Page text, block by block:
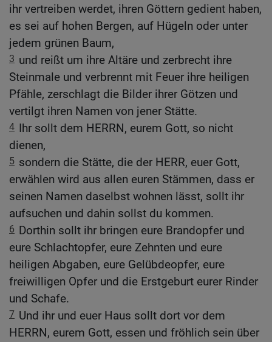
ihr vertreiben werdet, ihren Göttern gedient haben,
es sei auf hohen Bergen, auf Hügeln oder unter
jedem grünen Baum,
3 und reißt um ihre Altäre und zerbrecht ihre
Steinmale und verbrennt mit Feuer ihre heiligen
Pfähle, zerschlagt die Bilder ihrer Götzen und
vertilgt ihren Namen von jener Stätte.
4 Ihr sollt dem HERRN, eurem Gott, so nicht
dienen,
5 sondern die Stätte, die der HERR, euer Gott,
erwählen wird aus allen euren Stämmen, dass er
seinen Namen daselbst wohnen lässt, sollt ihr
aufsuchen und dahin sollst du kommen.
6 Dorthin sollt ihr bringen eure Brandopfer und
eure Schlachtopfer, eure Zehnten und eure
heiligen Abgaben, eure Gelübdeopfer, eure
freiwilligen Opfer und die Erstgeburt eurer Rinder
und Schafe.
7 Und ihr und euer Haus sollt dort vor dem
HERRN, eurem Gott, essen und fröhlich sein über